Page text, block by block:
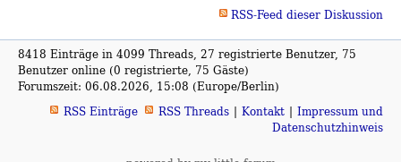
RSS-Feed dieser Diskussion
8418 Einträge in 4099 Threads, 27 registrierte Benutzer, 75
Benutzer online (0 registrierte, 75 Gäste)
Forumszeit: 06.08.2026, 15:08 (Europe/Berlin)
RSS Einträge
RSS Threads Kontakt
Impressum und
Datenschutzhinweis